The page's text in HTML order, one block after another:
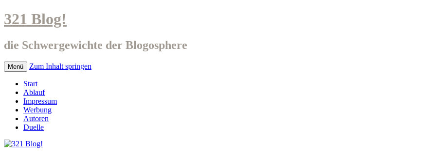
321 Blog!
die Schwergewichte der Blogosphere
Menü Zum Inhalt springen
Start
Ablauf
Impressum
Werbung
Autoren
Duelle